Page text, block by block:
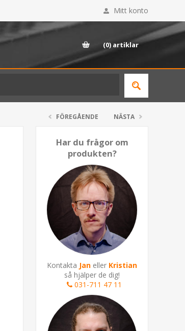
Mitt konto
(0) artiklar
FÖREGÅENDE NÄSTA
Har du frågor om
produkten?
Kontakta Jan eller Kristian
så hjälper de dig!
031-711 47 11